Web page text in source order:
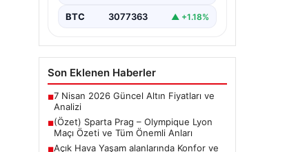
BTC 3077363 ▲ +1.18%
Son Eklenen Haberler
■7 Nisan 2026 Güncel Altın Fiyatları ve
Analizi
■(Özet) Sparta Prag – Olympique Lyon
Maçı Özeti ve Tüm Önemli Anları
■Açık Hava Yaşam alanlarında Konfor ve